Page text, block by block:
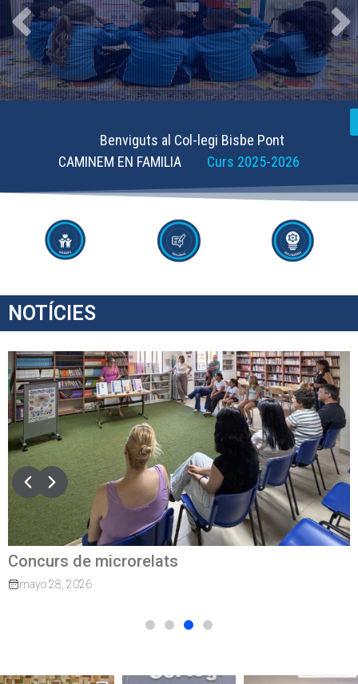
Benviguts al Col-legi Bisbe Pont
CAMINEM EN FAMILIA Curs 2025-2026
NOTÍCIES
Concurs de microrelats
mayo 28, 2026